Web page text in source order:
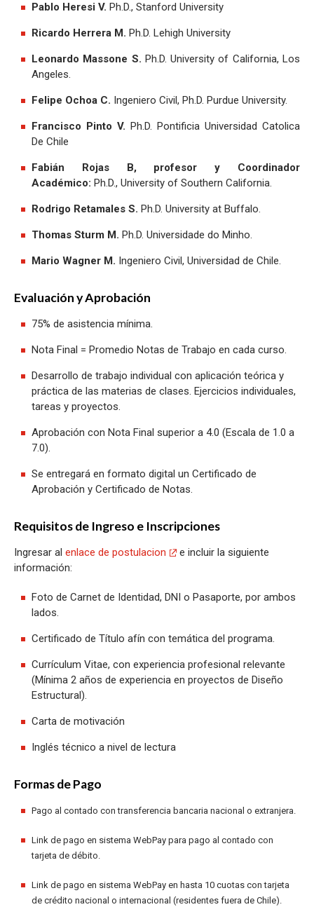
Pablo Heresi V. Ph.D., Stanford University
Ricardo Herrera M. Ph.D. Lehigh University
Leonardo Massone S. Ph.D. University of California, Los
Angeles.
Felipe Ochoa C. Ingeniero Civil, Ph.D. Purdue University.
Francisco Pinto V. Ph.D. Pontificia Universidad Catolica
De Chile
Fabián Rojas B, profesor y Coordinador
Académico: Ph.D., University of Southern California.
Rodrigo Retamales S. Ph.D. University at Buffalo.
Thomas Sturm M. Ph.D. Universidade do Minho.
Mario Wagner M. Ingeniero Civil, Universidad de Chile.
Evaluación y Aprobación
75% de asistencia mínima.
Nota Final = Promedio Notas de Trabajo en cada curso.
Desarrollo de trabajo individual con aplicación teórica y
práctica de las materias de clases. Ejercicios individuales,
tareas y proyectos.
Aprobación con Nota Final superior a 4.0 (Escala de 1.0 a
7.0).
Se entregará en formato digital un Certificado de
Aprobación y Certificado de Notas.
Requisitos de Ingreso e Inscripciones
Ingresar al enlace de postulacion
e incluir la siguiente
información:
Foto de Carnet de Identidad, DNI o Pasaporte, por ambos
lados.
Certificado de Título afín con temática del programa.
Currículum Vitae, con experiencia profesional relevante
(Mínima 2 años de experiencia en proyectos de Diseño
Estructural).
Carta de motivación
Inglés técnico a nivel de lectura
Formas de Pago
Pago al contado con transferencia bancaria nacional o extranjera.
Link de pago en sistema WebPay para pago al contado con
tarjeta de débito.
Link de pago en sistema WebPay en hasta 10 cuotas con tarjeta
de crédito nacional o internacional (residentes fuera de Chile).